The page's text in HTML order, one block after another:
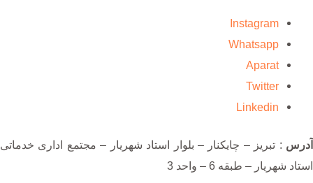
Instagram
Whatsapp
Aparat
Twitter
Linkedin
آدرس : تبریز – چایکنار – بلوار استاد شهریار – مجتمع اداری خدماتی
استاد شهریار – طبقه 6 – واحد 3